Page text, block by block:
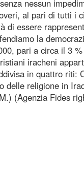
nessun
al pari di tutti i
di essere
la
pari a circa il 3
iracheni
in quattro riti:
delle religione in
(Agenzia Fides